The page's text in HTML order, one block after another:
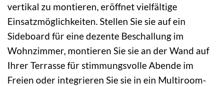
vertikal zu montieren, eröffnet vielfältige
Einsatzmöglichkeiten. Stellen Sie sie auf ein
Sideboard für eine dezente Beschallung im
Wohnzimmer, montieren Sie sie an der Wand auf
Ihrer Terrasse für stimmungsvolle Abende im
Freien oder integrieren Sie sie in ein Multiroom-